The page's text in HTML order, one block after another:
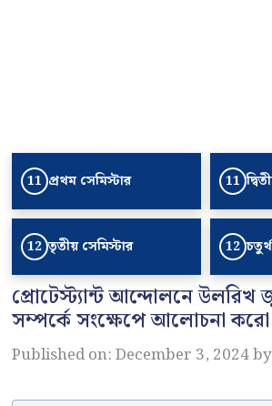
11 প্রথম সেমিস্টার 11
12 তৃতীয় সেমিস্টার 12
প্রোটেস্ট্যান্ট আন্দোলনে উলরিখ
সম্পর্কে সংক্ষেপে আলোচনা করো
Published on: December 3, 2024by